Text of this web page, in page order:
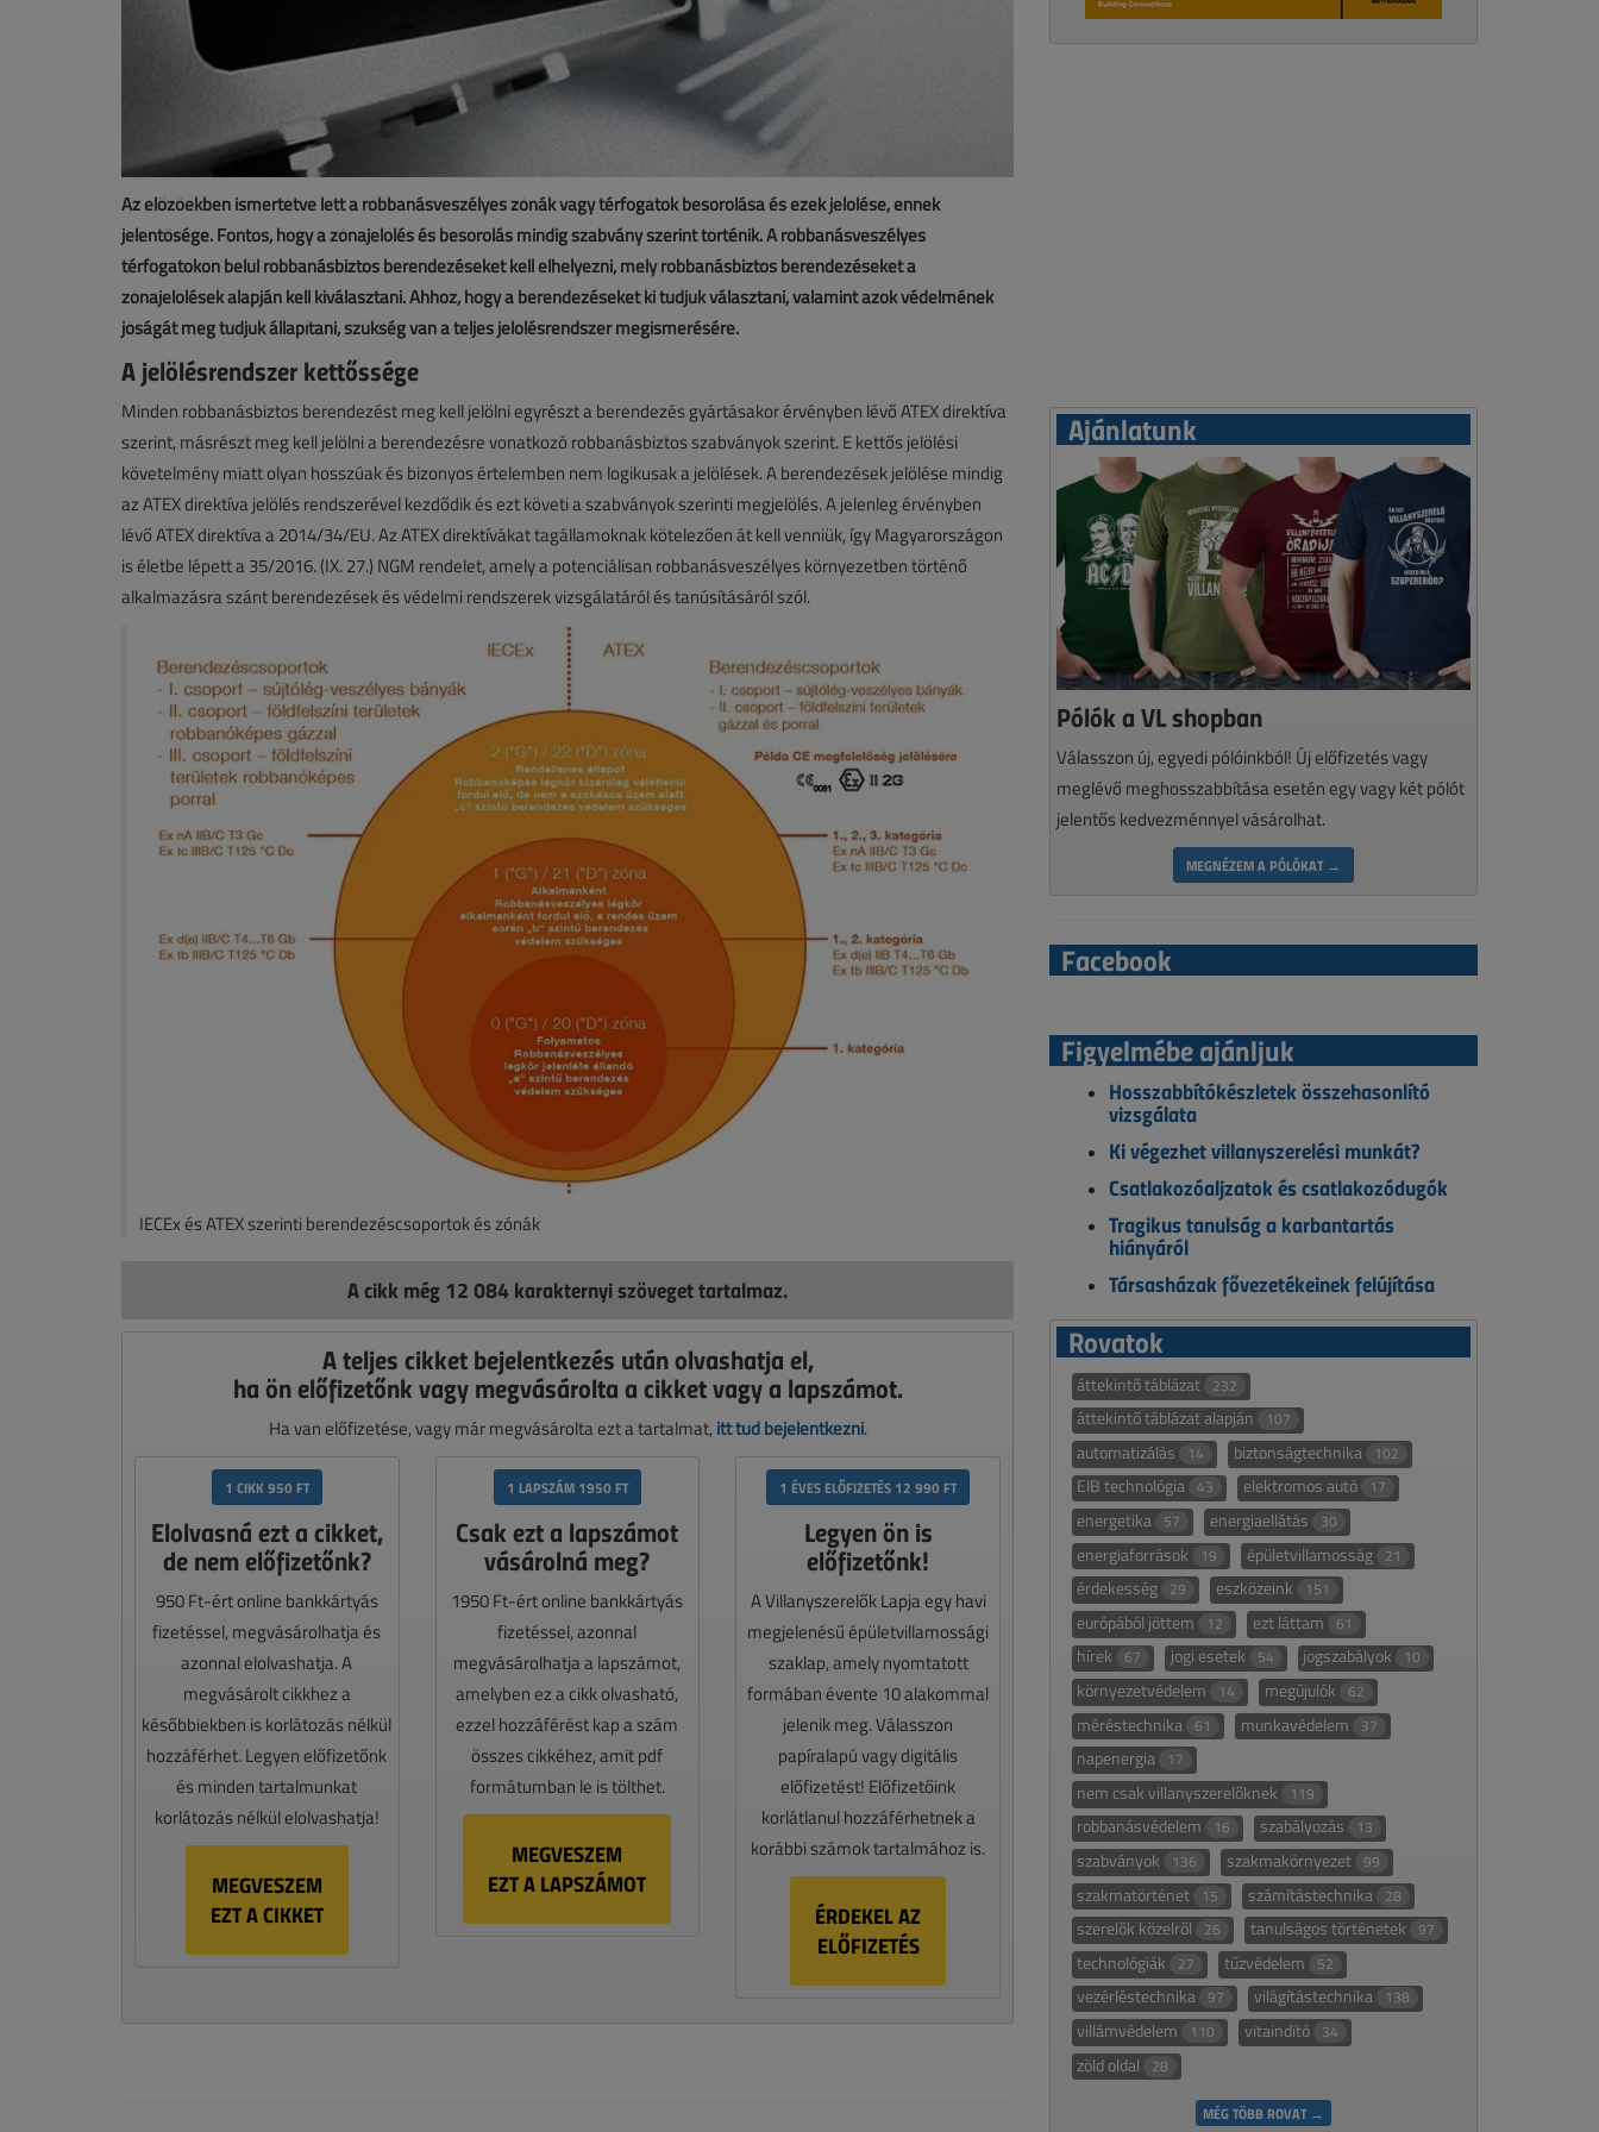
Az előzőekben ismertetve lett a robbanásveszélyes zónák vagy térfogatok besorolása és ezek jelölése, ennek
jelentősége. Fontos, hogy a zónajelölés és besorolás mindig szabvány szerint történik. A robbanásveszélyes
térfogatokon belül robbanásbiztos berendezéseket kell elhelyezni, mely robbanásbiztos berendezéseket a
zónajelölések alapján kell kiválasztani. Ahhoz, hogy a berendezéseket ki tudjuk választani, valamint azok védelmének
jóságát meg tudjuk állapítani, szükség van a teljes jelölésrendszer megismerésére.
A jelölésrendszer kettőssége
Minden robbanásbiztos berendezést meg kell jelölni egyrészt a berendezés gyártásakor érvényben lévő ATEX direktíva
szerint, másrészt meg kell jelölni a berendezésre vonatkozó robbanásbiztos szabványok szerint. E kettős jelölési
követelmény miatt olyan hosszúak és bizonyos értelemben nem logikusak a jelölések. A berendezések jelölése mindig
az ATEX direktíva jelölés rendszerével kezdődik és ezt követi a szabványok szerinti megjelölés. A jelenleg érvényben
lévő ATEX direktíva a 2014/34/EU. Az ATEX direktívákat tagállamoknak kötelezően át kell venniük, így Magyarországon
is életbe lépett a 35/2016. (IX. 27.) NGM rendelet, amely a potenciálisan robbanásveszélyes környezetben történő
alkalmazásra szánt berendezések és védelmi rendszerek vizsgálatáról és tanúsításáról szól.
IECEx és ATEX szerinti berendezéscsoportok és zónák
A cikk még 12 084 karakternyi szöveget tartalmaz.
A teljes cikket bejelentkezés után olvashatja el,
ha ön előfizetőnk vagy megvásárolta a cikket vagy a lapszámot.
Ha van előfizetése, vagy már megvásárolta ezt a tartalmat, itt tud bejelentkezni.
1 CIKK 950 FT
Elolvasná ezt a cikket,
de nem előfizetőnk?
950 Ft-ért online bankkártyás
fizetéssel, megvásárolhatja és
azonnal elolvashatja. A
megvásárolt cikkhez a
későbbiekben is korlátozás nélkül
hozzáférhet. Legyen előfizetőnk
és minden tartalmunkat
korlátozás nélkül elolvashatja!
MEGVESZEM
EZT A CIKKET
1 LAPSZÁM 1950 FT
Csak ezt a lapszámot
vásárolná meg?
1950 Ft-ért online bankkártyás
fizetéssel, azonnal
megvásárolhatja a lapszámot,
amelyben ez a cikk olvasható,
ezzel hozzáférést kap a szám
összes cikkéhez, amit pdf
formátumban le is tölthet.
MEGVESZEM
EZT A LAPSZÁMOT
1 ÉVES ELŐFIZETÉS 12 990 FT
Legyen ön is
előfizetőnk!
A Villanyszerelők Lapja egy havi
megjelenésű épületvillamossági
szaklap, amely nyomtatott
formában évente 10 alakommal
jelenik meg. Válasszon
papíralapú vagy digitális
előfizetést! Előfizetőink
korlátlanul hozzáférhetnek a
korábbi számok tartalmához is.
ÉRDEKEL AZ
ELŐFIZETÉS
Ajánlatunk
Pólók a VL shopban
Válasszon új, egyedi pólóinkból! Új előfizetés vagy
meglévő meghosszabbítása esetén egy vagy két pólót
jelentős kedvezménnyel vásárolhat.
MEGNÉZEM A PÓLÓKAT →
Facebook
Figyelmébe ajánljuk
Hosszabbítókészletek összehasonlító
vizsgálata
Ki végezhet villanyszerelési munkát?
Csatlakozóaljzatok és csatlakozódugók
Tragikus tanulság a karbantartás
hiányáról
Társasházak fővezetékeinek felújítása
Rovatok
áttekintő táblázat 232
áttekintő táblázat alapján 107
automatizálás 14 biztonságtechnika 102
EIB technológia 43 elektromos autó 17
energetika 57 energiaellátás 30
energiaforrások 19 épületvillamosság 21
érdekesség 29 eszközeink 151
európából jöttem 12 ezt láttam 61
hírek 67 jogi esetek 54 jogszabályok 10
környezetvédelem 14 megújulók 62
méréstechnika 61 munkavédelem 37
napenergia 17
nem csak villanyszerelőknek 119
robbanásvédelem 16 szabályozás 13
szabványok 136 szakmakörnyezet 99
szakmatörténet 15 számítástechnika 28
szerelők közelről 26 tanulságos történetek 97
technológiák 27 tűzvédelem 52
vezérléstechnika 97 világítástechnika 138
villámvédelem 110 vitaindító 34
zöld oldal 28
MÉG TÖBB ROVAT →